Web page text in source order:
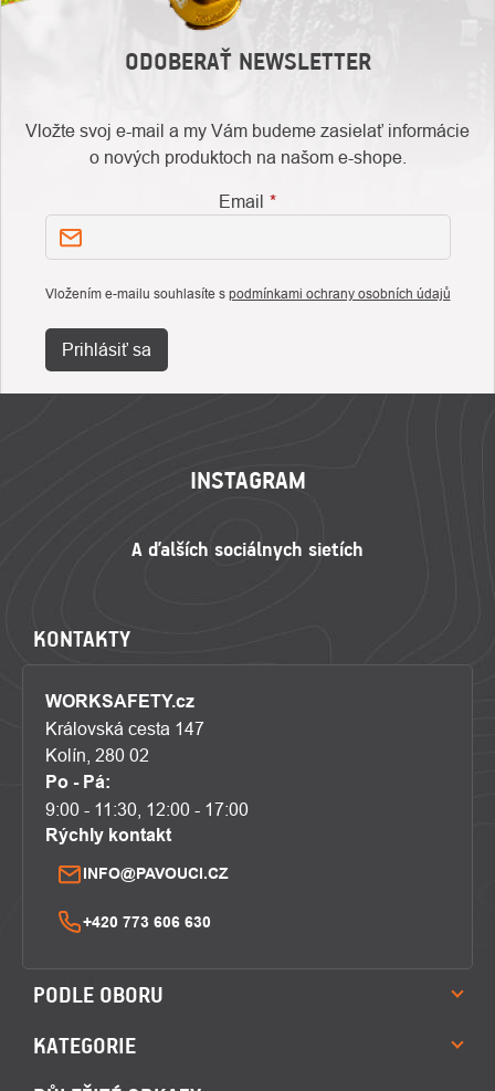
ODOBERAŤ NEWSLETTER
Vložte svoj e-mail a my Vám budeme zasielať informácie
o nových produktoch na našom e-shope.
Email
Vložením e-mailu souhlasíte s podmínkami ochrany osobních údajů
Prihlásiť sa
INSTAGRAM
KONTAKTY
WORKSAFETY.cz
Královská cesta 147
Kolín, 280 02
Po - Pá:
9:00 - 11:30, 12:00 - 17:00
Rýchly kontakt
INFO@PAVOUCI.CZ
+420 773 606 630
PODLE OBORU
KATEGORIE